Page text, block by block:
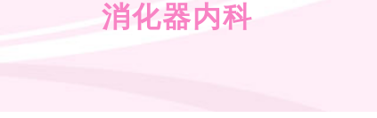
消化器内科